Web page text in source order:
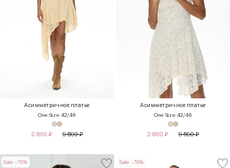
Асимметричное платье
One Size 42/46
2 890 ₽ 9 590₽
Асимметричное платье
One Size 42/46
2 890 ₽ 9 590₽
Sale -70% Sale -70%